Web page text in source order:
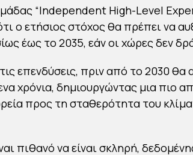
“Independent High-Level
ο ετήσιος στόχος θα πρέπει να
έως το 2035, εάν οι χώρες δεν
επενδύσεις, πριν από το 2030 θα
χρόνια, δημιουργώντας μια πιο
προς τη σταθερότητα του
πιθανό να είναι σκληρή,